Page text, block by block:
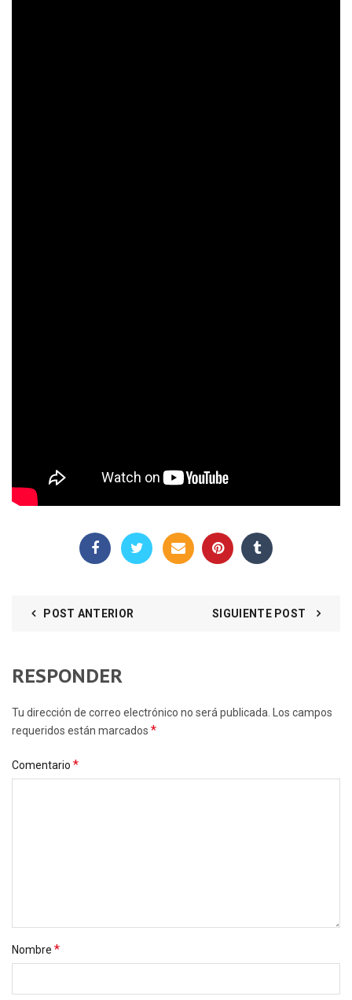
POST ANTERIOR SIGUIENTE POST
RESPONDER
Tu dirección de correo electrónico no será publicada. Los campos
requeridos están marcados *
Comentario *
Nombre *